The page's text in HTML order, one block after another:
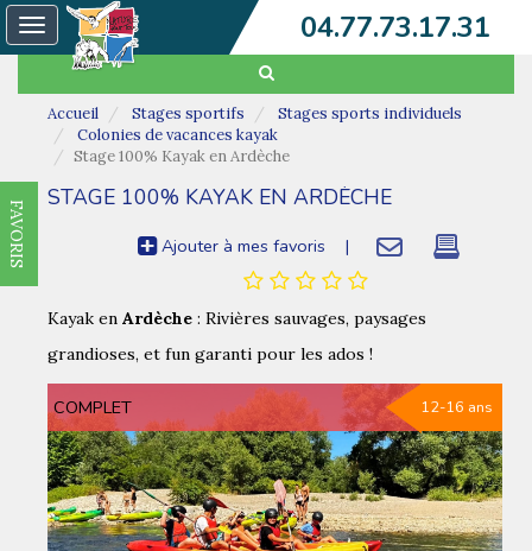
04.77.73.17.31
Toggle
navigation
FAVORIS
Accueil Stages sportifs
Stages sports individuels
Colonies de vacances kayak
Stage 100% Kayak en Ardèche
STAGE 100% KAYAK EN ARDÈCHE
Ajouter à mes favoris |
Kayak en Ardèche : Rivières sauvages, paysages
grandioses, et fun garanti pour les ados !
COMPLET 12-16 ans